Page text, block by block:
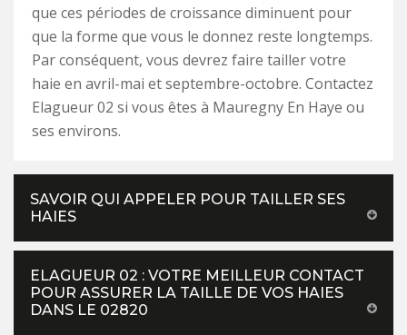
que ces périodes de croissance diminuent pour
que la forme que vous le donnez reste longtemps.
Par conséquent, vous devrez faire tailler votre
haie en avril-mai et septembre-octobre. Contactez
Elagueur 02 si vous êtes à Mauregny En Haye ou
ses environs.
SAVOIR QUI APPELER POUR TAILLER SES
HAIES
ELAGUEUR 02 : VOTRE MEILLEUR CONTACT
POUR ASSURER LA TAILLE DE VOS HAIES
DANS LE 02820